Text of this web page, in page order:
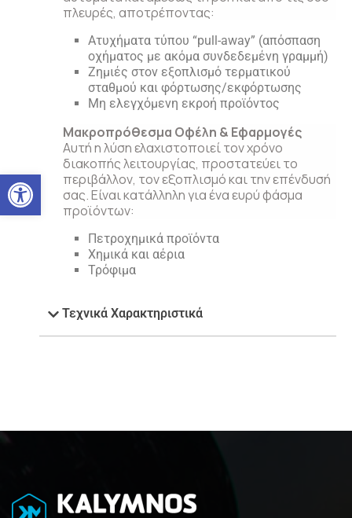
Ανοίξτε τη γραμμή
πλευρές, αποτρέποντας:
Ατυχήματα τύπου “pull-away” (απόσπαση
οχήματος με ακόμα συνδεδεμένη γραμμή)
Ζημιές στον εξοπλισμό τερματικού
σταθμού και φόρτωσης/εκφόρτωσης
Μη ελεγχόμενη εκροή προϊόντος
Μακροπρόθεσμα Οφέλη & Εφαρμογές
Αυτή η λύση ελαχιστοποιεί τον χρόνο
διακοπής λειτουργίας, προστατεύει το
περιβάλλον, τον εξοπλισμό και την επένδυσή
σας. Είναι κατάλληλη για ένα ευρύ φάσμα
προϊόντων:
Πετροχημικά προϊόντα
Χημικά και αέρια
Τρόφιμα
Τεχνικά Χαρακτηριστικά